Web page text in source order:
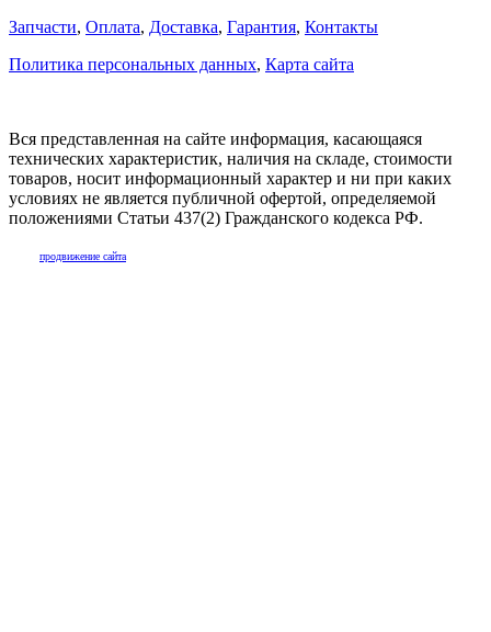
Запчасти, Оплата, Доставка, Гарантия, Контакты
Политика персональных данных, Карта сайта
Вся представленная на сайте информация, касающаяся
технических характеристик, наличия на складе, стоимости
товаров, носит информационный характер и ни при каких
условиях не является публичной офертой, определяемой
положениями Статьи 437(2) Гражданского кодекса РФ.
продвижение сайта